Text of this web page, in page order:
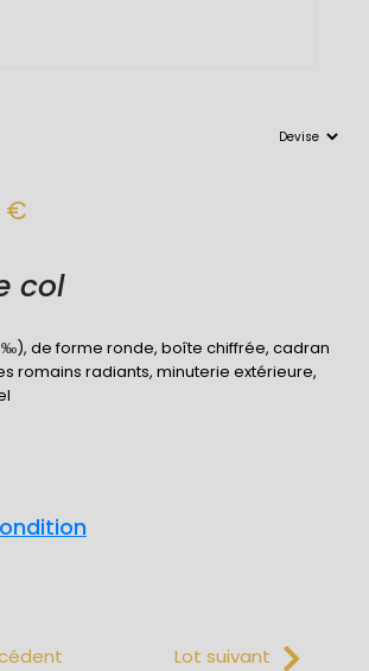
€
col
de forme ronde, boîte chiffrée, cadran
romains radiants, minuterie extérieure,
Lot suivant